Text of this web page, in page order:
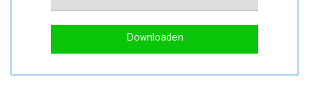
Downloaden